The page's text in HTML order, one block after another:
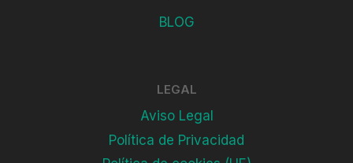
BLOG
LEGAL
Aviso Legal
Política de Privacidad